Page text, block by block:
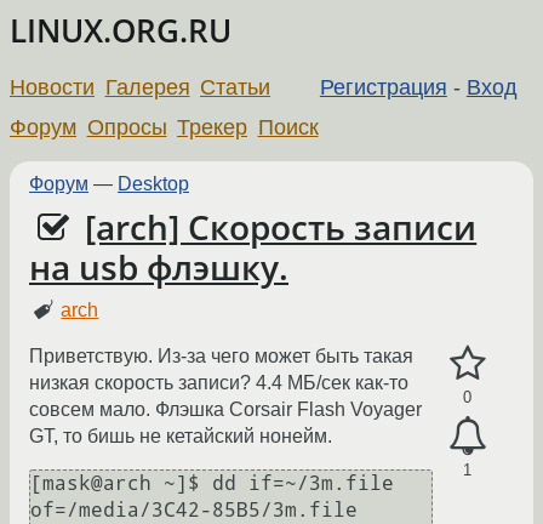
LINUX.ORG.RU
Регистрация - Вход
Новости Галерея Статьи
Форум Опросы Трекер Поиск
Форум — Desktop
[arch] Скорость записи
на usb флэшку.
arch
0
1
Приветствую. Из-за чего может быть такая
низкая скорость записи? 4.4 МБ/сек как-то
совсем мало. Флэшка Corsair Flash Voyager
GT, то бишь не кетайский нонейм.
[mask@arch ~]$ dd if=~/3m.file
of=/media/3C42-85B5/3m.file